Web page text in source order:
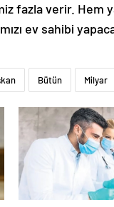
fazla verir. Hem
ev sahibi
Bütün Milyar